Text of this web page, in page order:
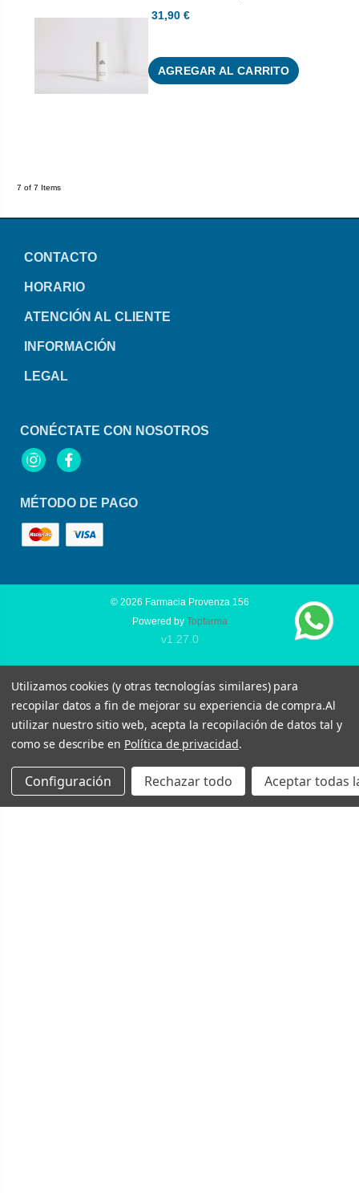
31,90 €
AGREGAR AL CARRITO
7 of 7 Items
CONTACTO
HORARIO
ATENCIÓN AL CLIENTE
INFORMACIÓN
LEGAL
CONÉCTATE CON NOSOTROS
InstagramFacebook
MÉTODO DE PAGO
© 2026 Farmacia Provenza 156
Powered by Topfarma
v1.27.0
Utilizamos cookies (y otras tecnologías similares) para
recopilar datos a fin de mejorar su experiencia de compra.Al
utilizar nuestro sitio web, acepta la recopilación de datos tal y
como se describe en Política de privacidad.
Configuración Rechazar todo Aceptar todas